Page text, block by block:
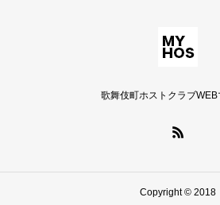
歌舞伎町ホストクラブWEB
Copyright © 2018